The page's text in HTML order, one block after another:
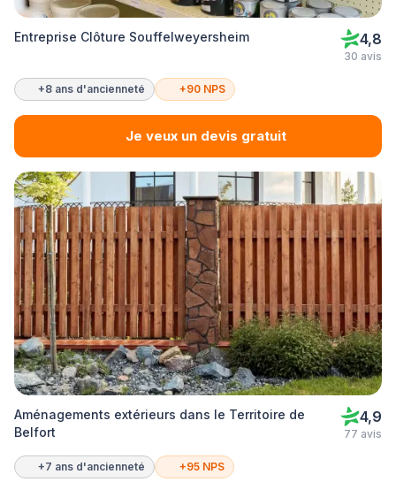
Entreprise Clôture Souffelweyersheim 4,8
30 avis
+8 ans d'ancienneté +90 NPS
Je veux un devis gratuit
Aménagements extérieurs dans le Territoire de
Belfort
4,9
77 avis
+7 ans d'ancienneté +95 NPS